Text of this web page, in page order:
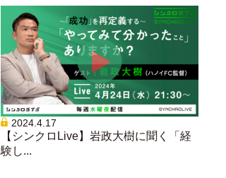
2024.4.17
【シンクロLive】岩政大樹に聞く「経
験し...